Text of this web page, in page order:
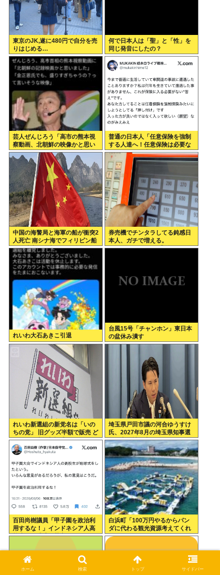
東京のJK,遂に480円で自分を売
りはじめる…
何で日本人は「聖」と「性」を
同じ発音にしたの？
芸人ぜんじろう「高市の熊本視
察動画、北朝鮮の映像かと思い
ましたわ！金正恩でも、盛り過
ぎやろ！言いますよ！？」
普通の日本人「任意保険を強制
する人達へ！任意保険は必要な
い。そもそも事故を起こしませ
ん」
中国の海警局と海軍の船が衝突2
人死亡 南シナ海でフィリピン船
を追跡中、公表までに1年
券売機でチンタラしてる鈍感日
本人、ガチで増える。
197cm57kgの俺が背後5cmま
れいわ大石あきこ引退
台風15号「チャンホン」東日本
の盆休み潰す
れいわ新選組の新党名は「いの
ちの党」 旧グッズ半額で販売 ど
うなる秘書給与疑惑
埼玉県戸田市議の河合ゆうすけ
氏、2027年8月の埼玉県知事選
への立候補を表明
百田尚樹議員「甲子園を政治利
用するな！」インドネシア人高
校生の始球式に苦言www
白浜町「100万円やるからパン
ダに代わる観光資源考えてくれ
」
ホーム 検索 トップ サイドバー